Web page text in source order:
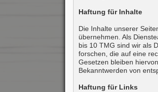
Haftung für Inhalte
Die Inhalte unserer
übernehmen. Als
bis 10 TMG sind wir als
forschen, die auf eine
Gesetzen bleiben
Bekanntwerden von
Haftung für Links